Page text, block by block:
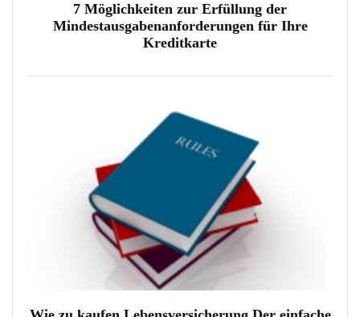
7 Möglichkeiten zur Erfüllung der
Mindestausgabenanforderungen für Ihre
Kreditkarte